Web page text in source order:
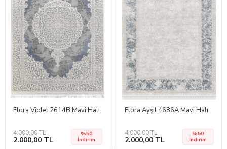
Flora Violet 2614B Mavi Halı
4.000,00 TL
2.000,00 TL
%50
İndirim
Flora Ayşıl 4686A Mavi Halı
4.000,00 TL
2.000,00 TL
%50
İndirim